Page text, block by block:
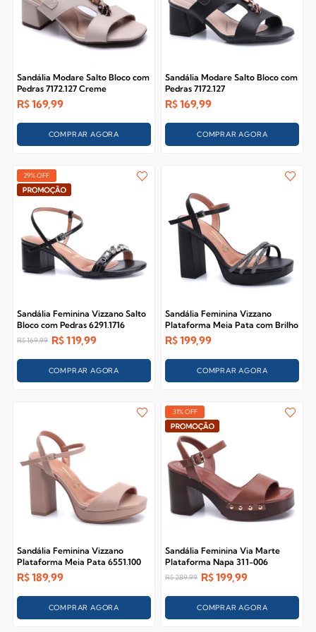
Sandália Modare Salto Bloco com
Pedras 7172.127 Creme
R$169,99
COMPRAR AGORA
Sandália Modare Salto Bloco com
Pedras 7172.127
R$169,99
COMPRAR AGORA
29% OFF
Sandália Feminina Vizzano Salto
Bloco com Pedras 6291.1716
R$169,99 R$119,99
COMPRAR AGORA
Sandália Feminina Vizzano
Plataforma Meia Pata com Brilho
6551.105
R$199,99
COMPRAR AGORA
Sandália Feminina Vizzano
Plataforma Meia Pata 6551.100
Bege
R$189,99
COMPRAR AGORA
31% OFF
Sandália Feminina Via Marte
Plataforma Napa 311-006
Ganache
R$289,99 R$199,99
COMPRAR AGORA